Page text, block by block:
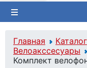
Главная Каталог
Велоакссесуары
Комплект